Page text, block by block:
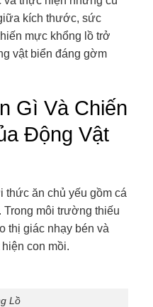
kích thước, sức
mực khổng lồ trở
vật biển đáng gờm
Gì Và Chiến
Động Vật
thức ăn chủ yếu gồm cá
Trong môi trường thiếu
thị giác nhạy bén và
con mồi.
Lồ